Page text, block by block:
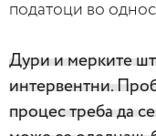
податоци во
Дури и мерките
интервентни.
процес треба да